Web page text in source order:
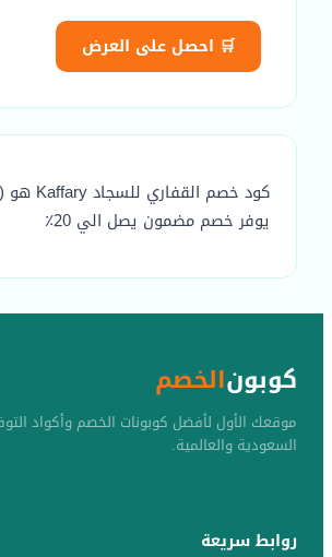
🛒 احصل على العرض
يوفر خصم مضمون يصل الي 20٪
كوبونالخصم
موقعك الأول لأفضل كوبونات الخصم وأكواد
السعودية والعالمية.
روابط سريعة